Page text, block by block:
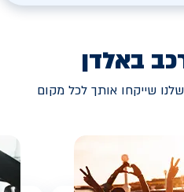
באלדן
שייקחו אותך לכל מקום